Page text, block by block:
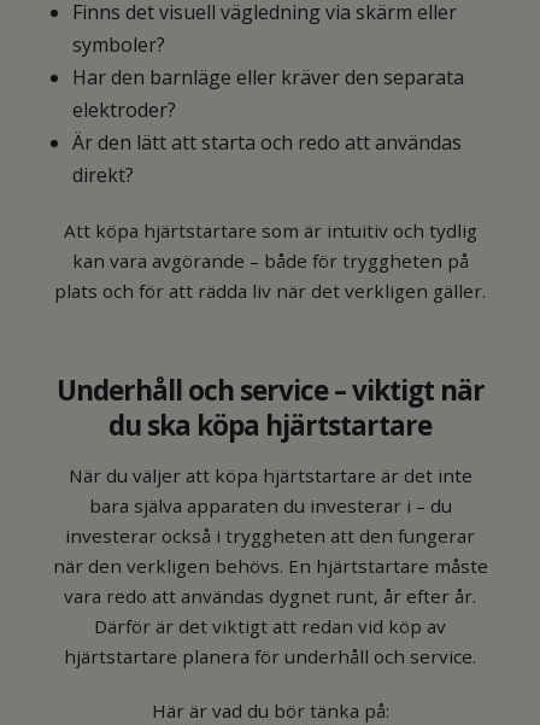
Finns det visuell vägledning via skärm eller
symboler?
Har den barnläge eller kräver den separata
elektroder?
Är den lätt att starta och redo att användas
direkt?
Att köpa hjärtstartare som är intuitiv och tydlig
kan vara avgörande – både för tryggheten på
plats och för att rädda liv när det verkligen gäller.
Underhåll och service – viktigt när
du ska köpa hjärtstartare
När du väljer att köpa hjärtstartare är det inte
bara själva apparaten du investerar i – du
investerar också i tryggheten att den fungerar
när den verkligen behövs. En hjärtstartare måste
vara redo att användas dygnet runt, år efter år.
Därför är det viktigt att redan vid köp av
hjärtstartare planera för underhåll och service.
Här är vad du bör tänka på: